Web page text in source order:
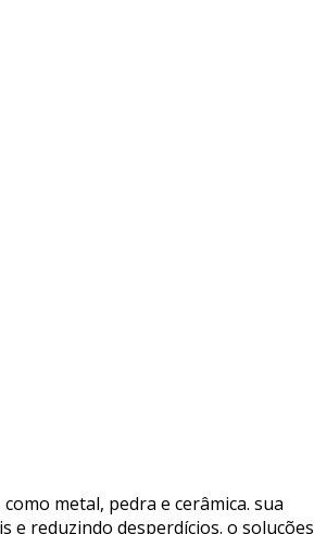
metal, pedra e cerâmica. sua
reduzindo desperdícios. o soluções